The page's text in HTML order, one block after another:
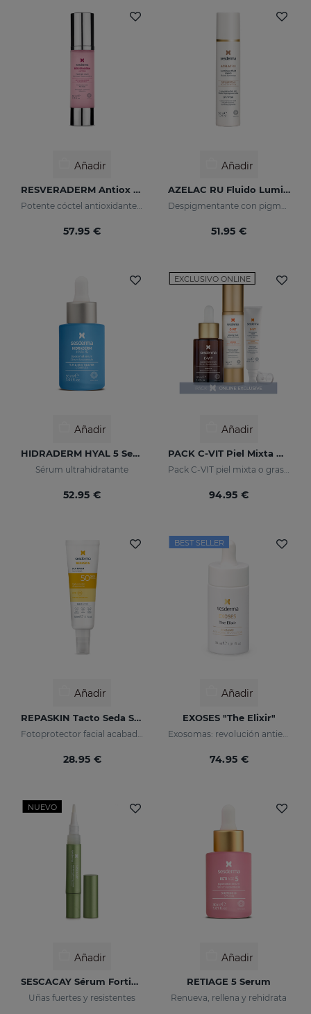
Añadir
RESVERADERM Antiox Concentrado Antienvejecimiento
Potente cóctel antioxidante con resveratrol
57.95 €
Añadir
AZELAC RU Fluido Luminoso
Despigmentante con pigmentos luminosos y filtros solares
51.95 €
Añadir
HIDRADERM HYAL 5 Serum
Sérum ultrahidratante
52.95 €
EXCLUSIVO ONLINE
Añadir
PACK C-VIT Piel Mixta O Grasa
Pack C-VIT piel mixta o grasa - exclusivo online
94.95 €
Añadir
REPASKIN Tacto Seda SPF50
28.95 €
BEST SELLER
Añadir
EXOSES "The Elixir"
Exosomas: revolución antienvejecimiento
74.95 €
NUEVO
Añadir
SESCACAY Sérum Fortificante De Uñas
Uñas fuertes y resistentes
Añadir
RETIAGE 5 Serum
Renueva, rellena y rehidrata